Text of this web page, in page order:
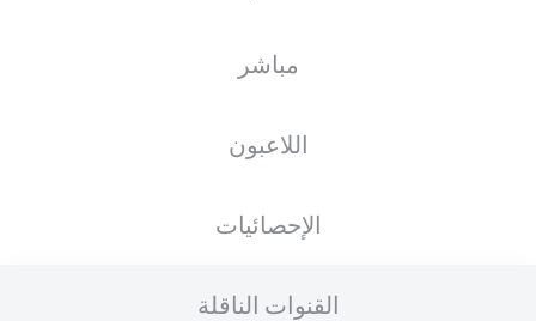
مباشر
اللاعبون
الإحصائيات
القنوات الناقلة
18.01.2000